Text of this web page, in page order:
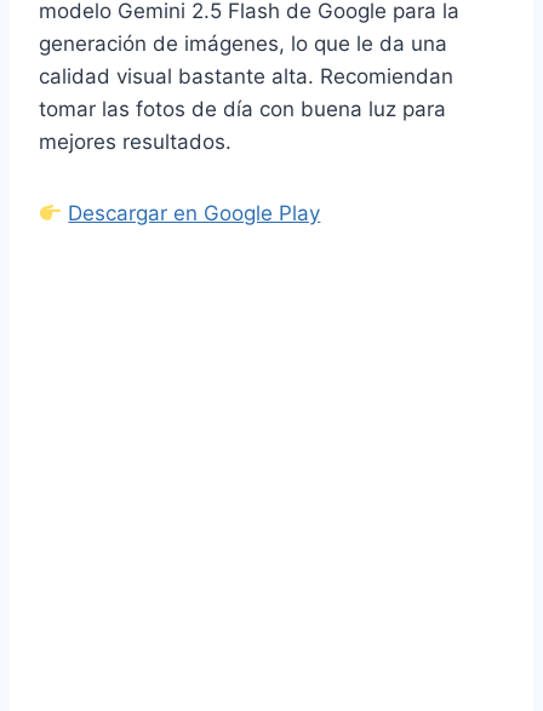
modelo Gemini 2.5 Flash de Google para la
generación de imágenes, lo que le da una
calidad visual bastante alta. Recomiendan
tomar las fotos de día con buena luz para
mejores resultados.
Descargar en Google Play